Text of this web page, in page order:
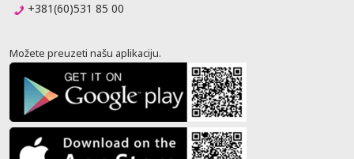
+381(60)531 85 00
Možete preuzeti našu aplikaciju.